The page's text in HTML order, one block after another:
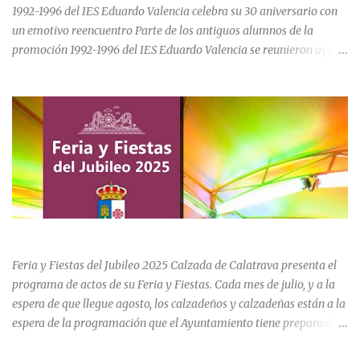
1992-1996 del IES Eduardo Valencia celebra su 30 aniversario con
un emotivo reencuentro Parte de los antiguos alumnos de la
promoción 1992-1996 del IES Eduardo Valencia se reunieron ayer
marcada por la emoción, los recuerdos compartidos y la
oportunidad de volver a recorrer los espacios que formaron parte
de una etapa inolvidable de sus vidas. El instituto, ubicado al final
de la calle Cervantes de la localidad, sigue siendo uno de los
referentes educativos de la comarca. La visita a las instalaciones
fue guiada por Ramón, actual secretario del centro, quien mostró a
los asistentes las dependencias y las numerosas transformaciones
Durante el recorrido, los antiguos estudiantes estuvieron
acompañados por su querida profes...
Feria y Fiestas del Jubileo 2025 Calzada de Calatrava presenta el
programa de actos de su Feria y Fiestas. Cada mes de julio, y a la
espera de que llegue agosto, los calzadeños y calzadeñas están a la
espera de la programación que el Ayuntamiento tiene preparado